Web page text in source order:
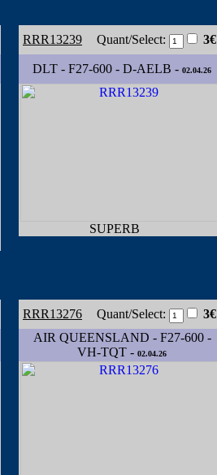
RRR13239 Quant/Select: 3€
DLT - F27-600 - D-AELB - 02.04.26
SUPERB
RRR13276 Quant/Select:
3€
AIR QUEENSLAND - F27-600 -
VH-TQT - 02.04.26